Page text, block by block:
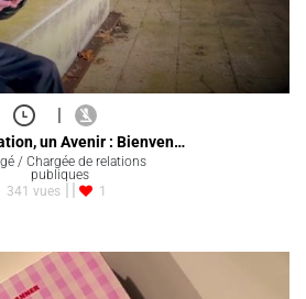
|
un Avenir : Bienven…
/ Chargée de relations
publiques
341 vues
1